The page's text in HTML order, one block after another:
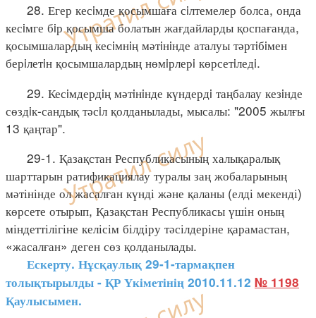
28. Егер кесiмде қосымшаға сiлтемелер болса, онда
кесiмге бiр қосымша болатын жағдайларды қоспағанда,
қосымшалардың кесiмнiң мәтiнiнде аталуы тәртiбiмен
берiлетiн қосымшалардың нөмiрлерi көрсетiледi.
29. Кесiмдердiң мәтiнiнде күндердi таңбалау кезiнде
сөздiк-сандық тәсiл қолданылады, мысалы: "2005 жылғы
13 қаңтар".
29-1. Қазақстан Республикасының халықаралық
шарттарын ратификациялау туралы заң жобаларының
мәтінінде ол жасалған күнді және қаланы (елді мекенді)
көрсете отырып, Қазақстан Республикасы үшін оның
міндеттілігіне келісім білдіру тәсілдеріне қарамастан,
«жасалған» деген сөз қолданылады.
Ескерту. Нұсқаулық 29-1-тармақпен
толықтырылды - ҚР Үкіметінің 2010.11.12 № 1198
Қаулысымен.